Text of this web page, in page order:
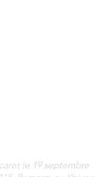
le 19 septembre